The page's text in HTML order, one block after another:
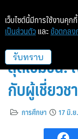
นิติศาสตร์
สุดเข้มข้น!
กับผู้เชี่ยว
การศึกษา 17 มิ.
เว็บไซต์นี้มีการใช้งานคุก
เป็นส่วนตัว และ ข้อตกลง
รับทราบ